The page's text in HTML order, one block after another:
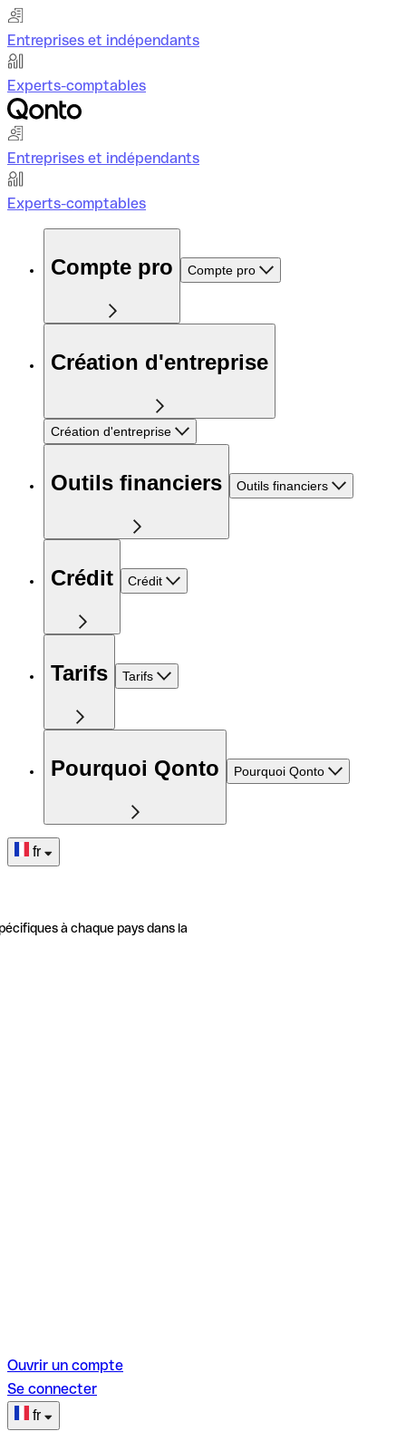
Entreprises et indépendants
Experts-comptables
Entreprises et indépendants
Experts-comptables
Compte pro Compte pro
Création d'entreprise
Création d'entreprise
Outils financiers Outils financiers
Crédit Crédit
Tarifs Tarifs
Pourquoi Qonto Pourquoi Qonto
fr
à chaque pays dans la
Ouvrir un compte
Se connecter
fr